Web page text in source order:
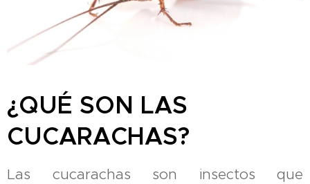
¿QUÉ SON LAS
CUCARACHAS?
Las cucarachas son insectos que